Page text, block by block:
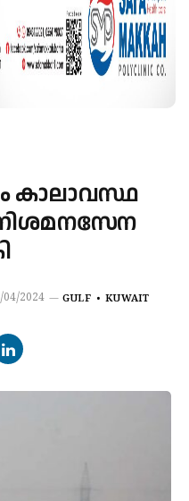
കാലാവസ്ഥ
04/2024 GULF KUWAIT